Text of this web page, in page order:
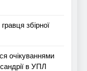
збірної
очікуваннями
в УПЛ